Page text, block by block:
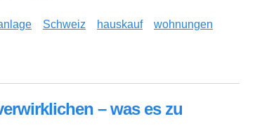
Schweiz hauskauf
wohnungen
– was es zu